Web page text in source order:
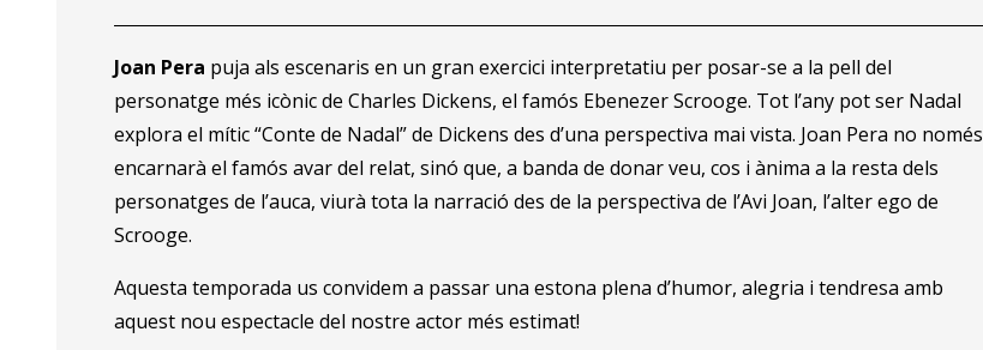
Joan Pera puja als escenaris en un gran exercici interpretatiu per posar-se a la pell del
personatge més icònic de Charles Dickens, el famós Ebenezer Scrooge. Tot l’any pot ser Nadal
explora el mític “Conte de Nadal” de Dickens des d’una perspectiva mai vista. Joan Pera no només
encarnarà el famós avar del relat, sinó que, a banda de donar veu, cos i ànima a la resta dels
personatges de l’auca, viurà tota la narració des de la perspectiva de l’Avi Joan, l’alter ego de
Scrooge.
Aquesta temporada us convidem a passar una estona plena d’humor, alegria i tendresa amb
aquest nou espectacle del nostre actor més estimat!